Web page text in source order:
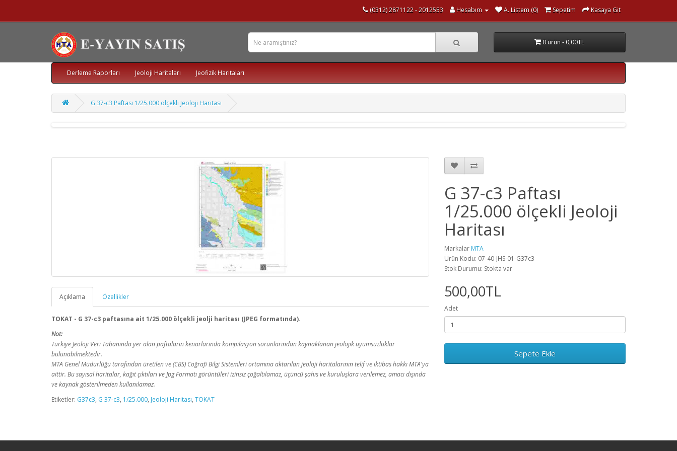
(0312) 2871122 - 2012553 Hesabım A. Listem (0) Sepetim Kasaya Git
0 ürün - 0,00TL
Derleme Raporları Jeoloji Haritaları Jeofizik Haritaları
G 37-c3 Paftası 1/25.000 ölçekli Jeoloji Haritası
Açıklama Özellikler
TOKAT - G 37-c3 paftasına ait 1/25.000 ölçekli jeolji haritası (JPEG formatında).
Not:
Türkiye Jeoloji Veri Tabanında yer alan paftaların kenarlarında kompilasyon sorunlarından kaynaklanan jeolojik uyumsuzluklar
bulunabilmektedir.
MTA Genel Müdürlüğü tarafından üretilen ve (CBS) Coğrafi Bilgi Sistemleri ortamına aktarılan jeoloji haritalarının telif ve iktibas hakkı MTA'ya
aittir. Bu sayısal haritalar, kağıt çıktıları ve Jpg Formatı görüntüleri izinsiz çoğaltılamaz, üçüncü şahıs ve kuruluşlara verilemez, amacı dışında
ve kaynak gösterilmeden kullanılamaz.
G 37-c3 Paftası
1/25.000 ölçekli Jeoloji
Haritası
Markalar MTA
Ürün Kodu: 07-40-JHS-01-G37c3
Stok Durumu: Stokta var
500,00TL
Adet
Sepete Ekle
Etiketler: G37c3, G 37-c3, 1/25.000, Jeoloji Haritası, TOKAT